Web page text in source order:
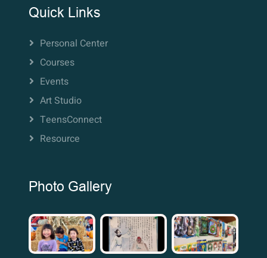
Quick Links
Personal Center
Courses
Events
Art Studio
TeensConnect
Resource
Photo Gallery